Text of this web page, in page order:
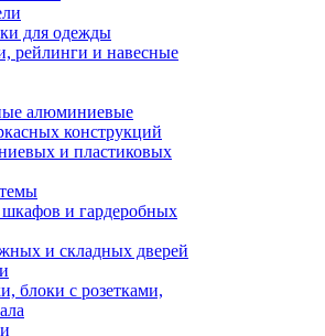
для одежды
рейлинги и навесные
алюминиевые
конструкций
и пластиковых
и гардеробных
и складных дверей
блоки с розетками,